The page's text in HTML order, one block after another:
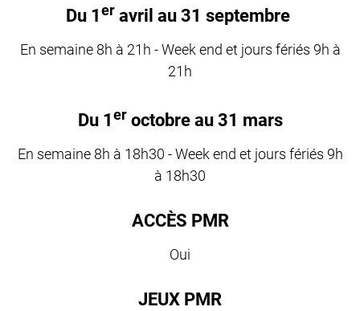
Du 1er avril au 31 septembre
En semaine 8h à 21h - Week end et jours fériés 9h à
21h
Du 1eroctobre au 31 mars
En semaine 8h à 18h30 - Week end et jours fériés 9h
à 18h30
ACCÈS PMR
Oui
JEUX PMR